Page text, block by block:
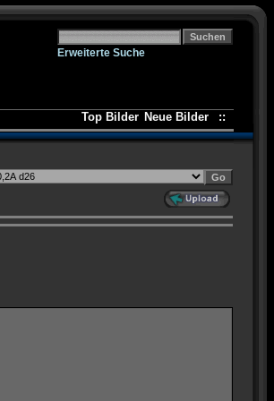
Erweiterte Suche
Top Bilder Neue Bilder ::